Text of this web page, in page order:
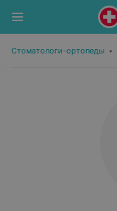
Стоматологи-ортопеды •